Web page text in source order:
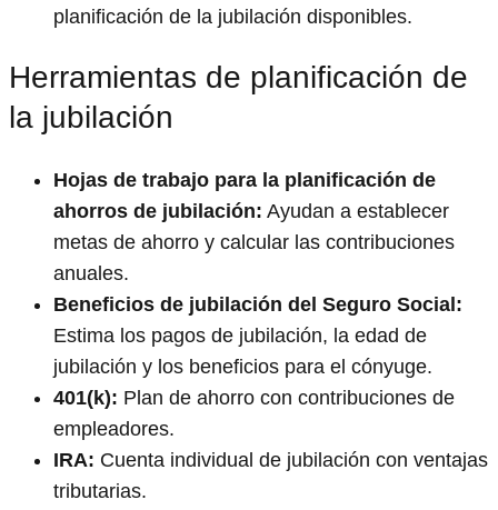
planificación de la jubilación disponibles.
Herramientas de planificación de
la jubilación
Hojas de trabajo para la planificación de
ahorros de jubilación: Ayudan a establecer
metas de ahorro y calcular las contribuciones
anuales.
Beneficios de jubilación del Seguro Social:
Estima los pagos de jubilación, la edad de
jubilación y los beneficios para el cónyuge.
401(k): Plan de ahorro con contribuciones de
empleadores.
IRA: Cuenta individual de jubilación con ventajas
tributarias.